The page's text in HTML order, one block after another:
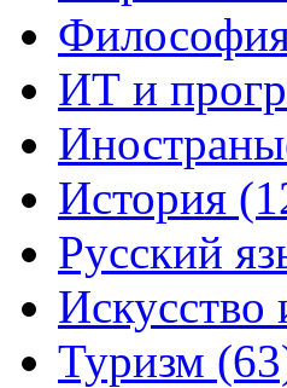
ИТ и
История
Русский
Искусство
Туризм